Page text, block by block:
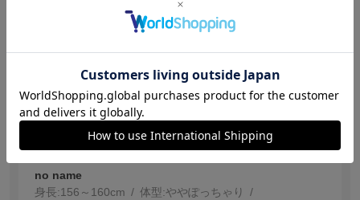
思っていたより生地が薄い
サイズ感:ちょうどいい
no name
身長:156～160cm 体型:ぽっちゃり